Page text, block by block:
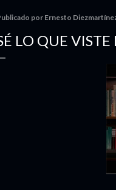
porErnesto
LO QUE